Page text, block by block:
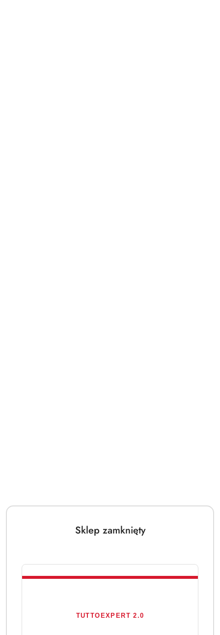
Sklep zamknięty
TUTTOEXPERT 2.0